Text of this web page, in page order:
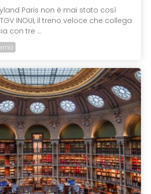
Paris non è mai stato così
INOUI, il treno veloce che collega
con tre ...